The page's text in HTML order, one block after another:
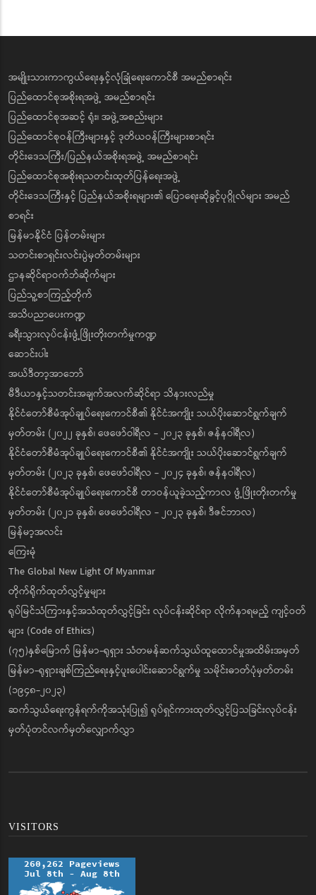
အမျိုးသားကာကွယ်ရေးနှင့်လုံခြုံရေးကောင်စီ အမည်စာရင်း
ပြည်ထောင်စုအစိုးရအဖွဲ့ အမည်စာရင်း
ပြည်ထောင်စုအဆင့် ရုံး၊ အဖွဲ့အစည်းများ
ပြည်ထောင်စုဝန်ကြီးများနှင့် ဒုတိယဝန်ကြီးများစာရင်း
တိုင်းဒေသကြီး/ပြည်နယ်အစိုးရအဖွဲ့ အမည်စာရင်း
ပြည်ထောင်စုအစိုးရသတင်းထုတ်ပြန်ရေးအဖွဲ့
တိုင်းဒေသကြီးနှင့် ပြည်နယ်အစိုးရများ၏ ပြောရေးဆိုခွင့်ပုဂ္ဂိုလ်များ အမည်
စာရင်း
မြန်မာနိုင်ငံ ပြန်တမ်းများ
သတင်းစာရှင်းလင်းပွဲမှတ်တမ်းများ
ဌာနဆိုင်ရာဝက်ဘ်ဆိုက်များ
ပြည်သူ့စာကြည့်တိုက်
အသိပညာပေးကဏ္ဍ
ခရီးသွားလုပ်ငန်းဖွံ့ဖြိုးတိုးတက်မှုကဏ္ဍ
ဆောင်းပါး
အယ်ဒီတာ့အာဘော်
မီဒီယာနှင့်သတင်းအချက်အလက်ဆိုင်ရာ သိနားလည်မှု
နိုင်ငံတော်စီမံအုပ်ချုပ်ရေးကောင်စီ၏ နိုင်ငံအကျိုး သယ်ပိုးဆောင်ရွက်ချက်
မှတ်တမ်း (၂၀၂၂ ခုနှစ်၊ ဖေဖော်ဝါရီလ - ၂၀၂၃ ခုနှစ်၊ ဇန်နဝါရီလ)
နိုင်ငံတော်စီမံအုပ်ချုပ်ရေးကောင်စီ၏ နိုင်ငံအကျိုး သယ်ပိုးဆောင်ရွက်ချက်
မှတ်တမ်း (၂၀၂၃ ခုနှစ်၊ ဖေဖော်ဝါရီလ - ၂၀၂၄ ခုနှစ်၊ ဇန်နဝါရီလ)
နိုင်ငံတော်စီမံအုပ်ချုပ်ရေးကောင်စီ တာဝန်ယူခဲ့သည့်ကာလ ဖွံ့ဖြိုးတိုးတက်မှု
မှတ်တမ်း (၂၀၂၁ ခုနှစ်၊ ဖေဖော်ဝါရီလ - ၂၀၂၃ ခုနှစ်၊ ဒီဇင်ဘာလ)
မြန်မာ့အလင်း
ကြေးမုံ
The Global New Light Of Myanmar
တိုက်ရိုက်ထုတ်လွှင့်မှုများ
ရုပ်မြင်သံကြားနှင့်အသံထုတ်လွှင့်ခြင်း လုပ်ငန်းဆိုင်ရာ လိုက်နာရမည့် ကျင့်ဝတ်
များ (Code of Ethics)
(၇၅)နှစ်မြောက် မြန်မာ-ရုရှား သံတမန်ဆက်သွယ်ထူထောင်မှုအထိမ်းအမှတ်
မြန်မာ-ရုရှားချစ်ကြည်ရေးနှင့်ပူးပေါင်းဆောင်ရွက်မှု သမိုင်းဓာတ်ပုံမှတ်တမ်း
(၁၉၄၈-၂၀၂၃)
ဆက်သွယ်ရေးကွန်ရက်ကိုအသုံးပြု၍ ရုပ်ရှင်ကားထုတ်လွှင့်ပြသခြင်းလုပ်ငန်း
မှတ်ပုံတင်လက်မှတ်လျှောက်လွှာ
VISITORS